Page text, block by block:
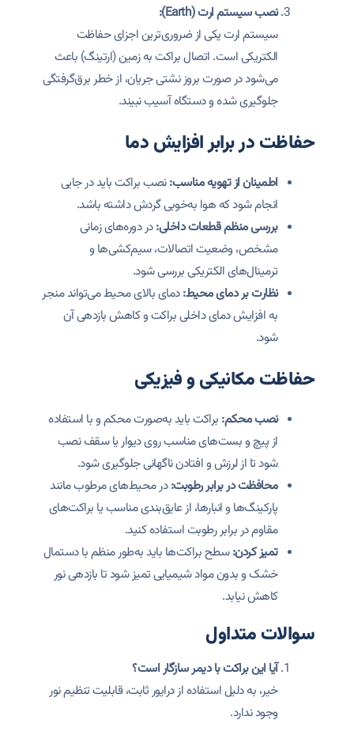
نصب سیستم ارت (Earth):
سیستم ارت یکی از ضروری‌ترین اجزای حفاظت
الکتریکی است. اتصال براکت به زمین (ارتینگ) باعث
می‌شود در صورت بروز نشتی جریان، از خطر برق‌گرفتگی
جلوگیری شده و دستگاه آسیب نبیند.
حفاظت در برابر افزایش دما
اطمینان از تهویه مناسب:نصب براکت باید در جایی
انجام شود که هوا به‌خوبی گردش داشته باشد.
بررسی منظم قطعات داخلی:در دوره‌های زمانی
مشخص، وضعیت اتصالات، سیم‌کشی‌ها و
ترمینال‌های الکتریکی بررسی شود.
نظارت بر دمای محیط:دمای بالای محیط می‌تواند منجر
به افزایش دمای داخلی براکت و کاهش بازدهی آن
شود.
حفاظت مکانیکی و فیزیکی
نصب محکم: براکت باید به‌صورت محکم و با استفاده
از پیچ و بست‌های مناسب روی دیوار یا سقف نصب
شود تا از لرزش و افتادن ناگهانی جلوگیری شود.
محافظت در برابر رطوبت:در محیط‌های مرطوب مانند
پارکینگ‌ها و انبارها، از عایق‌بندی مناسب یا براکت‌های
مقاوم در برابر رطوبت استفاده کنید.
تمیز کردن:سطح براکت‌ها باید به‌طور منظم با دستمال
خشک و بدون مواد شیمیایی تمیز شود تا بازدهی نور
کاهش نیابد.
سوالات متداول
آیا این براکت با دیمر سازگار است؟
خیر، به دلیل استفاده از درایور ثابت، قابلیت تنظیم نور
وجود ندارد.